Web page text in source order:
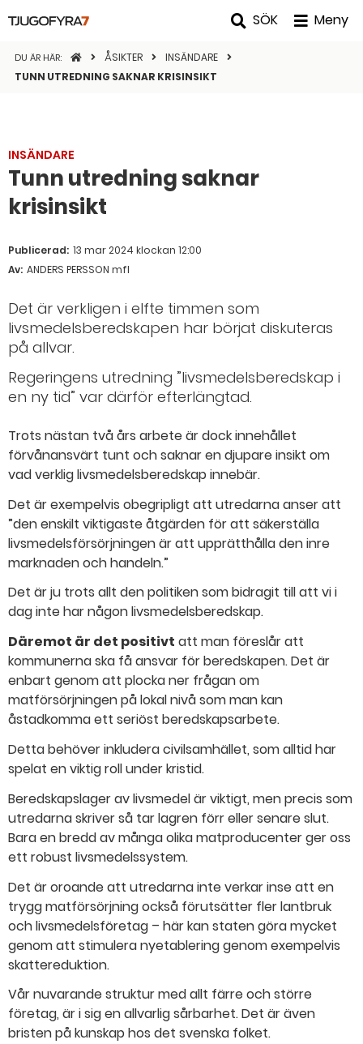
SÖK Meny
DU ÄR HÄR: STARTSIDAN
ÅSIKTER
INSÄNDARE
TUNN UTREDNING SAKNAR KRISINSIKT
INSÄNDARE
Tunn utredning saknar
krisinsikt
Publicerad: 13 mar 2024 klockan 12:00
Av: ANDERS PERSSON mfl
Det är verkligen i elfte timmen som
livsmedelsberedskapen har börjat diskuteras
på allvar.
Regeringens utredning ”livsmedelsberedskap i
en ny tid” var därför efterlängtad.
Trots nästan två års arbete är dock innehållet
förvånansvärt tunt och saknar en djupare insikt om
vad verklig livsmedelsberedskap innebär.
Det är exempelvis obegripligt att utredarna anser att
”den enskilt viktigaste åtgärden för att säkerställa
livsmedelsförsörjningen är att upprätthålla den inre
marknaden och handeln.”
Det är ju trots allt den politiken som bidragit till att vi i
dag inte har någon livsmedelsberedskap.
Däremot är det positivt att man föreslår att
kommunerna ska få ansvar för beredskapen. Det är
enbart genom att plocka ner frågan om
matförsörjningen på lokal nivå som man kan
åstadkomma ett seriöst beredskapsarbete.
Detta behöver inkludera civilsamhället, som alltid har
spelat en viktig roll under kristid.
Beredskapslager av livsmedel är viktigt, men precis som
utredarna skriver så tar lagren förr eller senare slut.
Bara en bredd av många olika matproducenter ger oss
ett robust livsmedelssystem.
Det är oroande att utredarna inte verkar inse att en
trygg matförsörjning också förutsätter fler lantbruk
och livsmedelsföretag – här kan staten göra mycket
genom att stimulera nyetablering genom exempelvis
skattereduktion.
Vår nuvarande struktur med allt färre och större
företag, är i sig en allvarlig sårbarhet. Det är även
bristen på kunskap hos det svenska folket.